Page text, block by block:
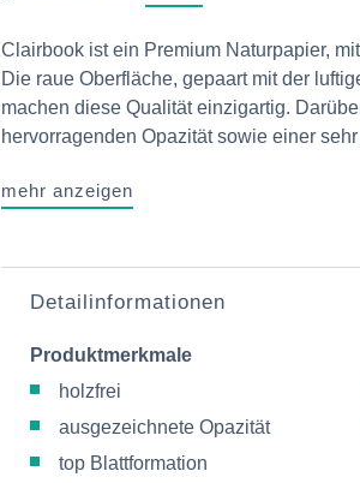
Clairbook ist ein Premium Naturpapier,
Die raue Oberfläche, gepaart mit der
machen diese Qualität einzigartig.
hervorragenden Opazität sowie einer
mehr anzeigen
Detailinformationen
Produktmerkmale
holzfrei
ausgezeichnete Opazität
top Blattformation